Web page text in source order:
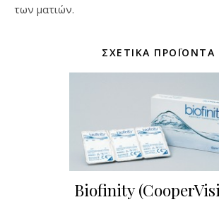
των ματιών.
ΣΧΕΤΙΚΆ ΠΡΟΪΌΝΤΑ
Biofinity